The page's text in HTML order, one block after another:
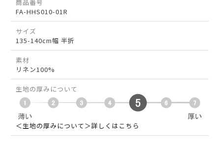
商品番号
FA-HHS010-01R
サイズ
135-140cm幅 半折
素材
リネン100%
生地の厚みについて
＜生地の厚みについて＞詳しくはこちら